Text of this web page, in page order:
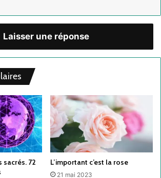
Laisser une réponse
sacrés. 72
L’important c’est la rose
21 mai 2023